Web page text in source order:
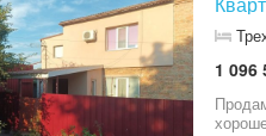
1 096